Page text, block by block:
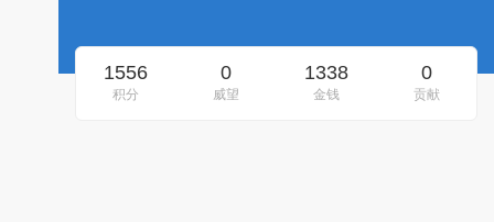
1556
积分
0
威望
1338
金钱
0
贡献